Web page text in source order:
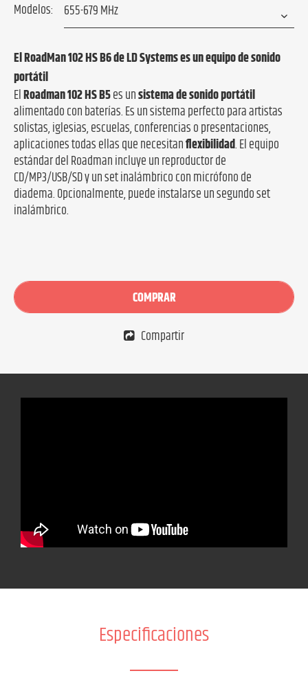
Modelos:
El RoadMan 102 HS B6 de LD Systems es un equipo de sonido
portátil
ElRoadman 102 HS B5es unsistema de sonido portátil
alimentado con baterías. Es un sistema perfecto para artistas
solistas, iglesias, escuelas, conferencias o presentaciones,
aplicaciones todas ellas que necesitanflexibilidad. El equipo
estándar del Roadman incluye un reproductor de
CD/MP3/USB/SD y un set inalámbrico con micrófono de
diadema. Opcionalmente, puede instalarse un segundo set
inalámbrico.
COMPRAR
Compartir
Especificaciones